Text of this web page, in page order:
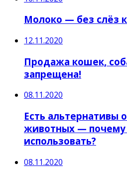
Молоко — без слёз
12.11.2020
Продажа кошек,
запрещена!
08.11.2020
Есть альтернативы
животных — почему
использовать?
08.11.2020